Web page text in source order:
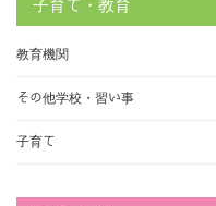
子育て・教育
教育機関
その他学校・習い事
子育て